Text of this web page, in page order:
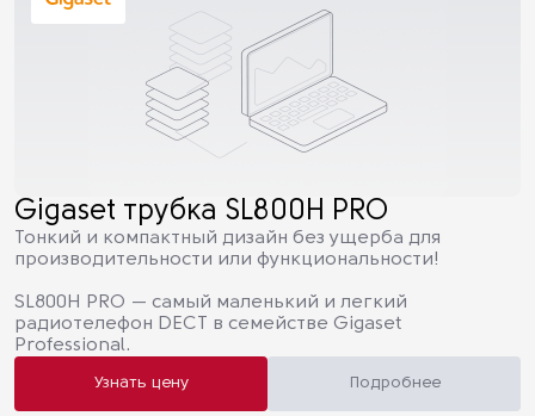
Gigaset трубка SL800H PRO
Тонкий и компактный дизайн без ущерба для
производительности или функциональности!
SL800H PRO — самый маленький и легкий
радиотелефон DECT в семействе Gigaset
Professional.
Узнать цену Подробнее